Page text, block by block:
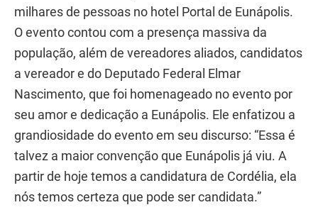
milhares de pessoas no hotel Portal de Eunápolis.
O evento contou com a presença massiva da
população, além de vereadores aliados, candidatos
a vereador e do Deputado Federal Elmar
Nascimento, que foi homenageado no evento por
seu amor e dedicação a Eunápolis. Ele enfatizou a
grandiosidade do evento em seu discurso: “Essa é
talvez a maior convenção que Eunápolis já viu. A
partir de hoje temos a candidatura de Cordélia, ela
nós temos certeza que pode ser candidata.”